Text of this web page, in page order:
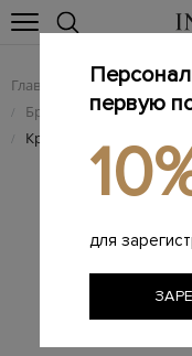
Главная Женщинам /
/ Брендовые женские
/ Кроссовки
первую
для